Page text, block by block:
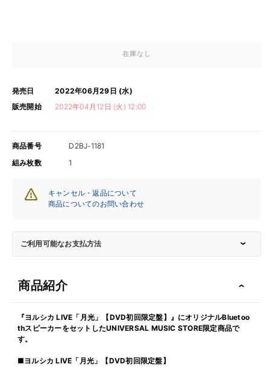
在庫なし
発売日
2022年06月29日 (水)
販売開始
2022年04月12日 (火) 12:00
商品番号
D2BJ-1181
組み枚数
1
キャンセル・返品について
商品についてのお問い合わせ
ご利用可能なお支払方法
商品紹介
『ヨルシカ LIVE「月光」【DVD初回限定盤】』にオリジナルBluetoo
thスピーカーをセットしたUNIVERSAL MUSIC STORE限定商品で
す。
■ヨルシカ LIVE「月光」【DVD初回限定盤】